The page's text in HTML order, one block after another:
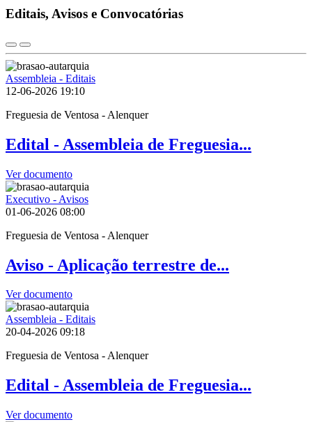
Editais, Avisos e Convocatórias
Assembleia - Editais
12-06-2026 19:10
Freguesia de Ventosa - Alenquer
Edital - Assembleia de Freguesia...
Ver documento
Executivo - Avisos
01-06-2026 08:00
Freguesia de Ventosa - Alenquer
Aviso - Aplicação terrestre de...
Ver documento
Assembleia - Editais
20-04-2026 09:18
Freguesia de Ventosa - Alenquer
Edital - Assembleia de Freguesia...
Ver documento